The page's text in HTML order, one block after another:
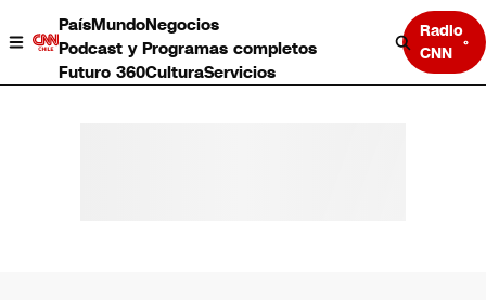
PaísMundoNegocios
Podcast y Programas completos
Futuro 360CulturaServicios
Radio
CNN